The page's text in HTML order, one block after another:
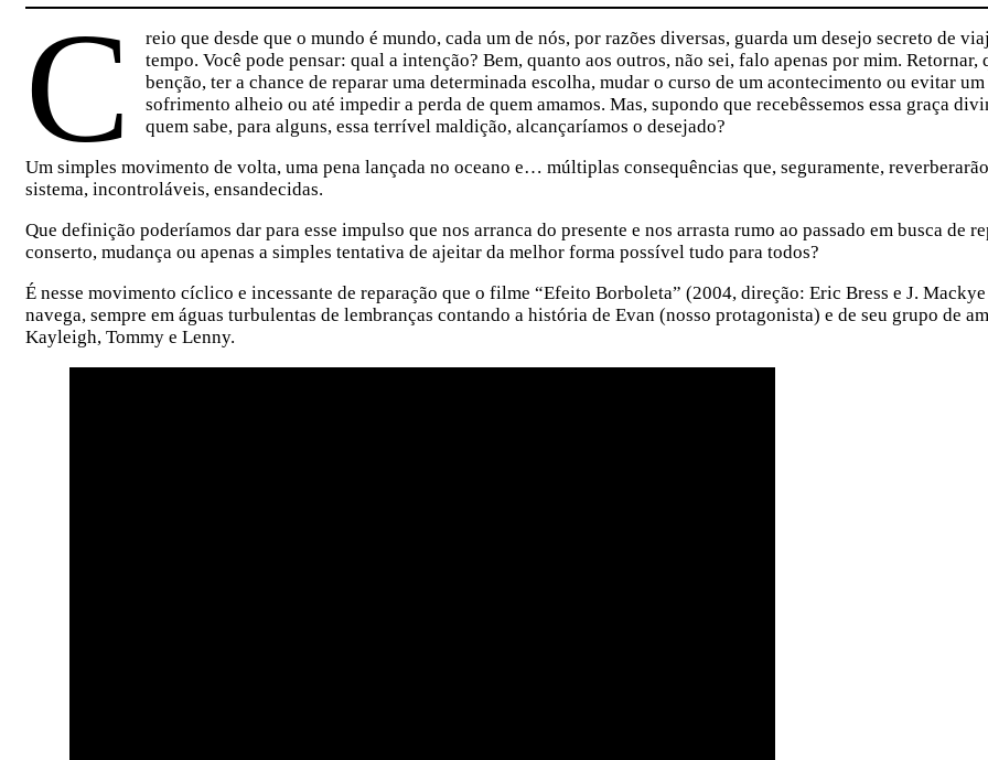
C
reio que desde que o mundo é mundo, cada um de nós, por razões diversas, guarda um desejo secreto de
tempo. Você pode pensar: qual a intenção? Bem, quanto aos outros, não sei, falo apenas por mim. Retornar,
benção, ter a chance de reparar uma determinada escolha, mudar o curso de um acontecimento ou evitar um
sofrimento alheio ou até impedir a perda de quem amamos. Mas, supondo que recebêssemos essa graça
quem sabe, para alguns, essa terrível maldição, alcançaríamos o desejado?
Um simples movimento de volta, uma pena lançada no oceano e… múltiplas consequências que, seguramente,
sistema, incontroláveis, ensandecidas.
Que definição poderíamos dar para esse impulso que nos arranca do presente e nos arrasta rumo ao passado em busca de
conserto, mudança ou apenas a simples tentativa de ajeitar da melhor forma possível tudo para todos?
É nesse movimento cíclico e incessante de reparação que o filme “Efeito Borboleta” (2004, direção: Eric Bress e J.
navega, sempre em águas turbulentas de lembranças contando a história de Evan (nosso protagonista) e de seu grupo de
Kayleigh, Tommy e Lenny.